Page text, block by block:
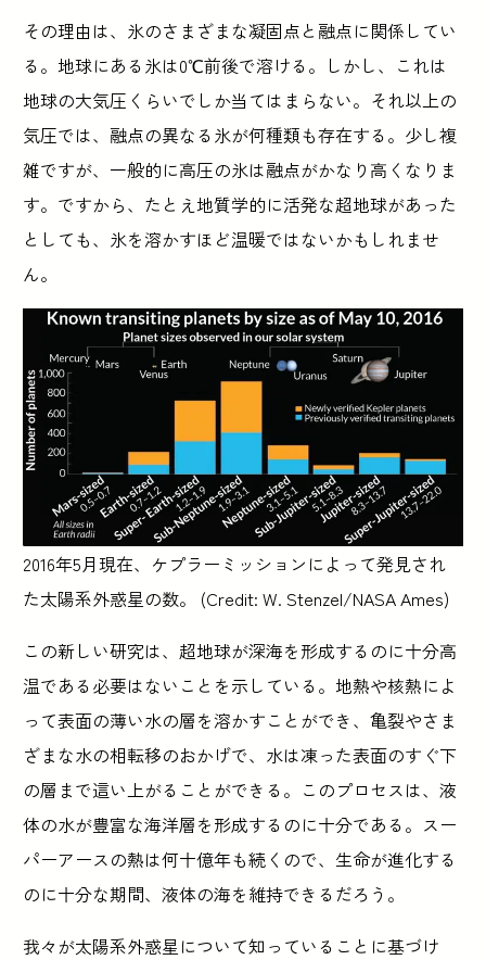
その理由は、氷のさまざまな凝固点と融点に関係してい
る。地球にある氷は0℃前後で溶ける。しかし、これは
地球の大気圧くらいでしか当てはまらない。それ以上の
気圧では、融点の異なる氷が何種類も存在する。少し複
雑ですが、一般的に高圧の氷は融点がかなり高くなりま
す。ですから、たとえ地質学的に活発な超地球があった
としても、氷を溶かすほど温暖ではないかもしれませ
ん。
2016年5月現在、ケプラーミッションによって発見され
た太陽系外惑星の数。 (Credit: W. Stenzel/NASA Ames)
この新しい研究は、超地球が深海を形成するのに十分高
温である必要はないことを示している。地熱や核熱によ
って表面の薄い水の層を溶かすことができ、亀裂やさま
ざまな水の相転移のおかげで、水は凍った表面のすぐ下
の層まで這い上がることができる。このプロセスは、液
体の水が豊富な海洋層を形成するのに十分である。スー
パーアースの熱は何十億年も続くので、生命が進化する
のに十分な期間、液体の海を維持できるだろう。
我々が太陽系外惑星について知っていることに基づけ